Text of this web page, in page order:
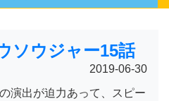
ソウジャー15話
2019-06-30
演出が迫力あって、スピー